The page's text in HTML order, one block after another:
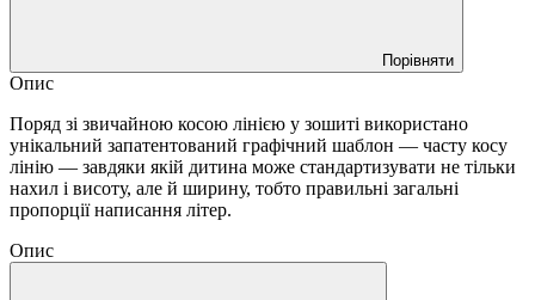
Порівняти
Опис
Поряд зі звичайною косою лінією у зошиті використано
унікальний запатентований графічний шаблон — часту косу
лінію — завдяки якій дитина може стандартизувати не тільки
нахил і висоту, але й ширину, тобто правильні загальні
пропорції написання літер.
Опис